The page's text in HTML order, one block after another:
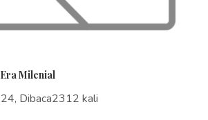
Milenial
Dibaca2312 kali